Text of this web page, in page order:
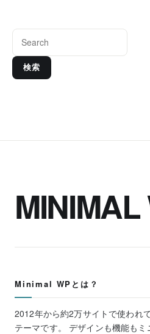
検索
MINIMAL
Minimal WPとは？
2012年から約2万サイトで使われ
テーマです。 デザインも機能も